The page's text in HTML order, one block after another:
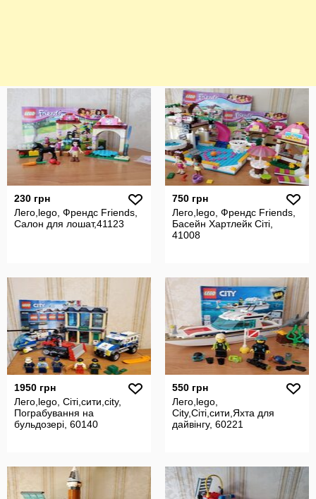
230 грн
Лего,lego, Френдс Friends,
Салон для лошат,41123
750 грн
Лего,lego, Френдс Friends,
Басейн Хартлейк Сіті,
41008
1950 грн
Лего,lego, Сіті,сити,city,
Пограбування на
бульдозері, 60140
550 грн
Лего,lego,
City,Сіті,сити,Яхта для
дайвінгу, 60221